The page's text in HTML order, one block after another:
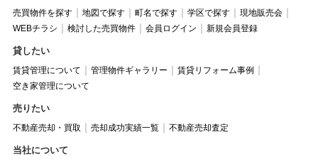
売買物件を探す 地図で探す 町名で探す 学区で探す
現地販売会
WEBチラシ
検討した売買物件 会員ログイン 新規会員登録
貸したい
賃貸管理について 管理物件ギャラリー
賃貸リフォーム事例
空き家管理について
売りたい
不動産売却・買取 売却成功実績一覧 不動産売却査定
当社について